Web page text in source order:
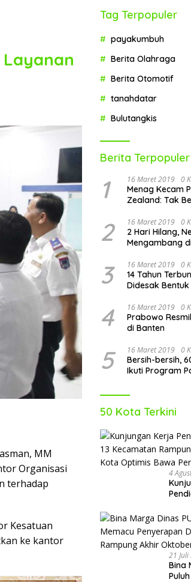
MM
Organisasi
terhadap
Kesatuan
ke kantor
Tag Terpopuler
payakumbuh
Berita Olahraga
Berita Otomotif
tanahdatar
Bulutangkis
Berita Terpopuler
1 16 Maret 2019 0
Menag Kecam
Zealand: Tak
2 16 Maret 2019 0
2 Hari Hilang,
Mengambang
3 16 Maret 2019 0
14 Tahun
Didesak Bentuk
4 16 Maret 2019 0
Prabowo
di Banten
5 16 Maret 2019 0
Bersih-bersih,
Ikuti Program
50 Kota Terkini
4
21
Bina